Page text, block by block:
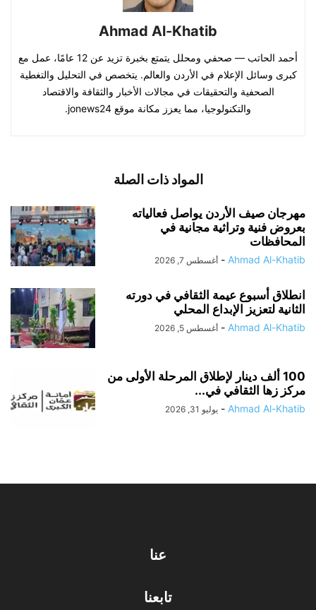
Ahmad Al-Khatib
أحمد الحاتب — صحفي ومحلل يتمتع بخبرة تزيد عن 12 عامًا، عمل مع
كبرى وسائل الإعلام في الأردن والعالم. يتخصص في التحليل والتغطية
الصحفية والتحقيقات في مجالات الأخبار والثقافة والاقتصاد
والتكنولوجيا، مما يعزز مكانة موقع jonews24.
المواد ذات الصلة
مهرجان صيف الأردن يواصل فعالياته
بعروض فنية وتراثية مجانية في
المحافظات
Ahmad Al-Khatib
- أغسطس 7, 2026
انطلاق أسبوع عيمة الثقافي في دورته
الثانية لتعزيز الإبداع المحلي
Ahmad Al-Khatib
- أغسطس 5, 2026
100 ألف دينار لإطلاق المرحلة الأولى من
مركز زها الثقافي في...
Ahmad Al-Khatib
- يوليو 31, 2026
عنا
تابعنا